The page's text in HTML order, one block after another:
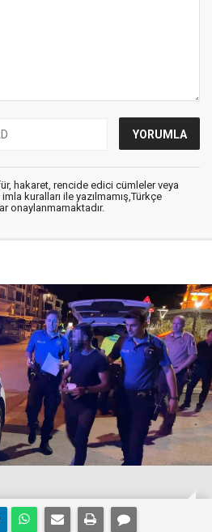
hakaret, rencide edici cümleler veya
kuralları ile yazılmamış,Türkçe
onaylanmamaktadır.